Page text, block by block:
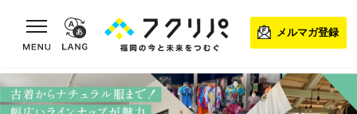
toggle navigation
メルマガ登録